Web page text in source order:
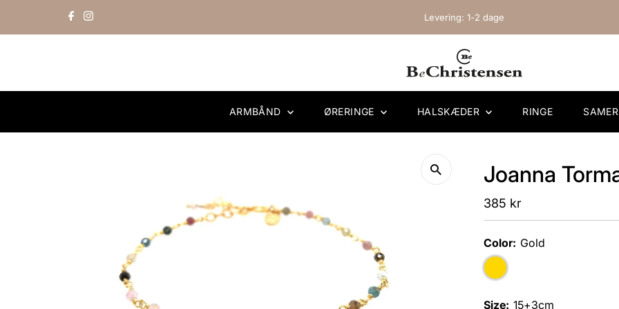
Skip to content Levering: 1-2 dage
ARMBÅND ØRERINGE HALSKÆDER RINGE SAMER
Joanna
Regular
Price
385 kr
Color: Gold
Size: 15+3cm